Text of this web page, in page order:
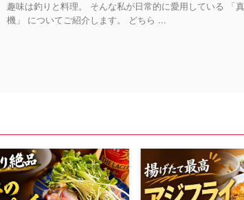
趣味は釣りと料理。 そんな私が日常的に愛用している 「
機」 についてご紹介します。 どちら ...